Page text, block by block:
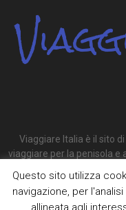
Viaggiare Italia è il sito
viaggiare per la penisola e
Contact us:
Questo sito utilizza
navigazione, per
allineata agli